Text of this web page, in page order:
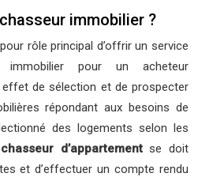
immobilier ?
rôle principal d’offrir un service
pour un acheteur
effet de sélection et de prospecter
répondant aux besoins de
des logements selon les
chasseur d’appartementse doit
et d’effectuer un compte rendu